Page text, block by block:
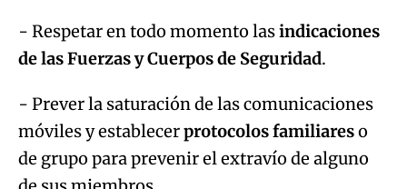
- Respetar en todo momento lasindicaciones
de las Fuerzas y Cuerpos de Seguridad.
- Prever la saturación de las comunicaciones
móviles y establecerprotocolos familiareso
de grupo para prevenir el extravío de alguno